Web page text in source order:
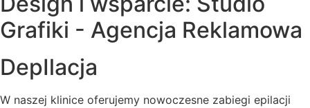
Grafiki - Agencja Reklamowa
DepIlacja
W naszej klinice oferujemy nowoczesne zabiegi epilacji